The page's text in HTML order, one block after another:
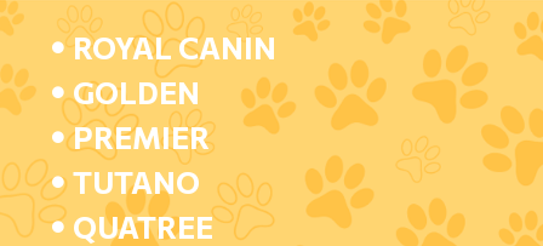
ROYAL CANIN
GOLDEN
PREMIER
TUTANO
QUATREE